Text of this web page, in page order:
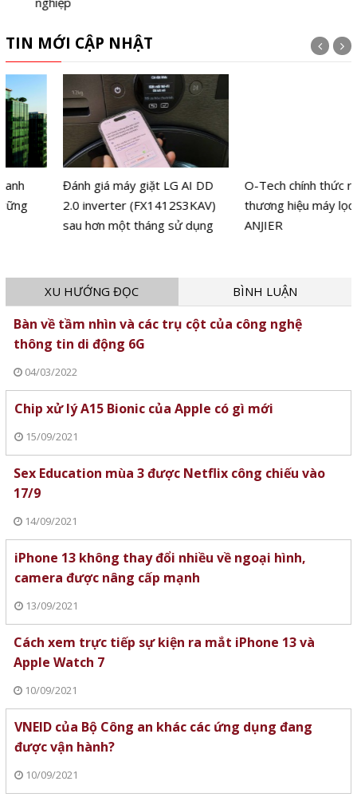
TIN MỚI CẬP NHẬT
Đánh giá máy giặt LG AI DD
2.0 inverter (FX1412S3KAV)
sau hơn một tháng sử dụng
O-Tech chính thức ra mắt
thương hiệu máy lọc nước
ANJIER
XU HƯỚNG ĐỌC BÌNH LUẬN
Bàn về tầm nhìn và các trụ cột của công nghệ
thông tin di động 6G
04/03/2022
Chip xử lý A15 Bionic của Apple có gì mới
15/09/2021
Sex Education mùa 3 được Netflix công chiếu vào
17/9
14/09/2021
iPhone 13 không thay đổi nhiều về ngoại hình,
camera được nâng cấp mạnh
13/09/2021
Cách xem trực tiếp sự kiện ra mắt iPhone 13 và
Apple Watch 7
10/09/2021
VNEID của Bộ Công an khác các ứng dụng đang
được vận hành?
10/09/2021